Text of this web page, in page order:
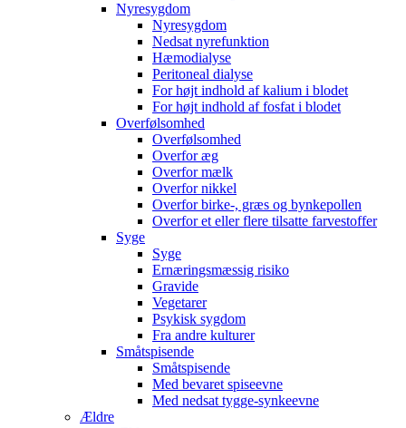
Nyresygdom
Nyresygdom
Nedsat nyrefunktion
Hæmodialyse
Peritoneal dialyse
For højt indhold af kalium i blodet
For højt indhold af fosfat i blodet
Overfølsomhed
Overfølsomhed
Overfor æg
Overfor mælk
Overfor nikkel
Overfor birke-, græs og bynkepollen
Overfor et eller flere tilsatte farvestoffer
Syge
Syge
Ernæringsmæssig risiko
Gravide
Vegetarer
Psykisk sygdom
Fra andre kulturer
Småtspisende
Småtspisende
Med bevaret spiseevne
Med nedsat tygge-synkeevne
Ældre